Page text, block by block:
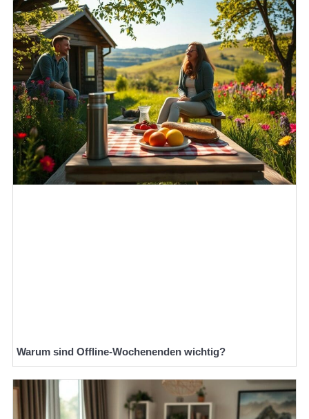
Warum sind Offline-Wochenenden wichtig?